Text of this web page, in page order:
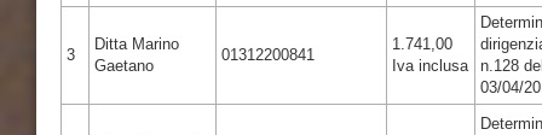
3
Ditta Marino
Gaetano
01312200841
1.741,00
Iva inclusa
n.128
03/04/